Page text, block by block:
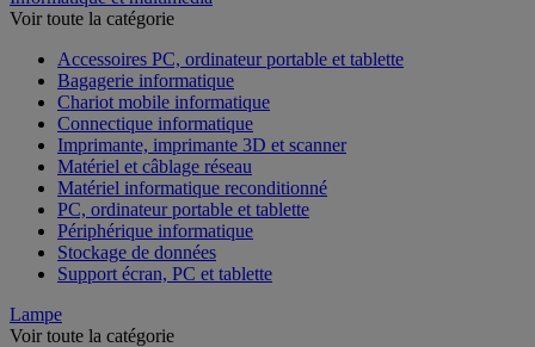
Informatique et multimédia
Accessoires PC, ordinateur portable et tablette
Bagagerie informatique
Chariot mobile informatique
Connectique informatique
Imprimante, imprimante 3D et scanner
Matériel et câblage réseau
Matériel informatique reconditionné
PC, ordinateur portable et tablette
Périphérique informatique
Stockage de données
Lampe